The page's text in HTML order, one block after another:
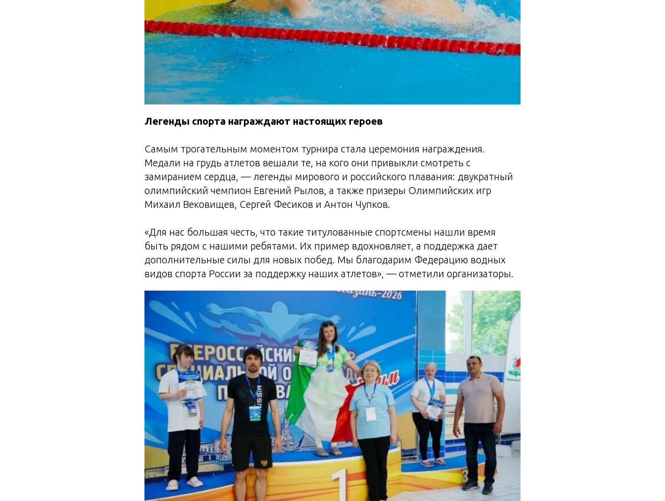
Легенды спорта награждают настоящих героев
Самым трогательным моментом турнира стала церемония награждения.
Медали на грудь атлетов вешали те, на кого они привыкли смотреть с
замиранием сердца, — легенды мирового и российского плавания: двукратный
олимпийский чемпион Евгений Рылов, а также призеры Олимпийских игр
Михаил Вековищев, Сергей Фесиков и Антон Чупков.
«Для нас большая честь, что такие титулованные спортсмены нашли время
быть рядом с нашими ребятами. Их пример вдохновляет, а поддержка дает
дополнительные силы для новых побед. Мы благодарим Федерацию водных
видов спорта России за поддержку наших атлетов», — отметили организаторы.